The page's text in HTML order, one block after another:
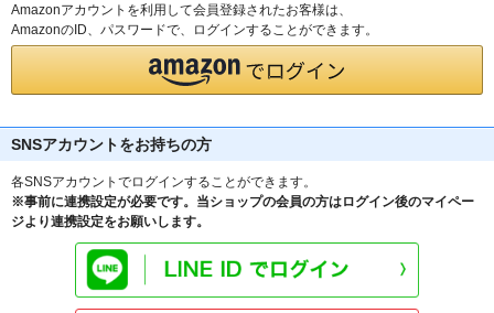
Amazonアカウントを利用して会員登録されたお客様は、
AmazonのID、パスワードで、ログインすることができます。
SNSアカウントをお持ちの方
各SNSアカウントでログインすることができます。
※事前に連携設定が必要です。当ショップの会員の方はログイン後のマイペー
ジより連携設定をお願いします。